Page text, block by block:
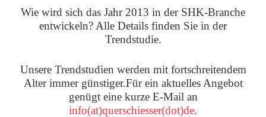
Wie wird sich das Jahr 2013 in der SHK-Branche
entwickeln? Alle Details finden Sie in der
Trendstudie.
Unsere Trendstudien werden mit fortschreitendem
Alter immer günstiger.Für ein aktuelles Angebot
genügt eine kurze E-Mail an
info(at)querschiesser(dot)de.